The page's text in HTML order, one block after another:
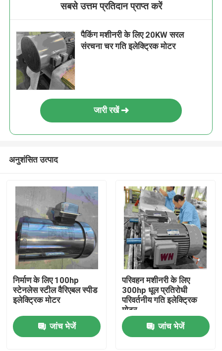
सबसे उत्तम प्रतिदान प्राप्त करें
पैकिंग मशीनरी के लिए 20KW सरल
संरचना चर गति इलेक्ट्रिक मोटर
जारी रखें
अनुशंसित उत्पाद
निर्माण के लिए 100hp
स्टेनलेस स्टील वैरिएबल स्पीड
इलेक्ट्रिक मोटर
जांच भेजें
परिवहन मशीनरी के लिए
300hp धूल प्रतिरोधी
परिवर्तनीय गति इलेक्ट्रिक
मोटर
जांच भेजें